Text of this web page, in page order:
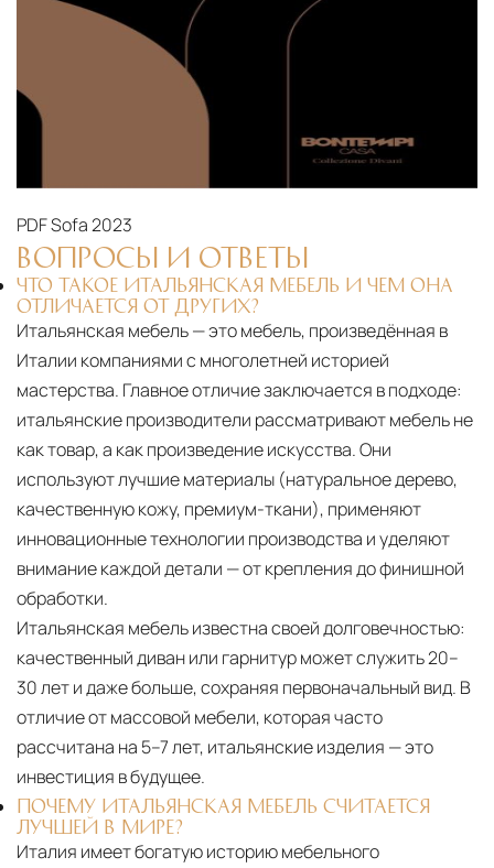
PDFSofa 2023
ВОПРОСЫ И ОТВЕТЫ
ЧТО ТАКОЕ ИТАЛЬЯНСКАЯ МЕБЕЛЬ И ЧЕМ ОНА
ОТЛИЧАЕТСЯ ОТ ДРУГИХ?
Итальянская мебель — это мебель, произведённая в
Италии компаниями с многолетней историей
мастерства. Главное отличие заключается в подходе:
итальянские производители рассматривают мебель не
как товар, а как произведение искусства. Они
используют лучшие материалы (натуральное дерево,
качественную кожу, премиум-ткани), применяют
инновационные технологии производства и уделяют
внимание каждой детали — от крепления до финишной
обработки.
Итальянская мебель известна своей долговечностью:
качественный диван или гарнитур может служить 20–
30 лет и даже больше, сохраняя первоначальный вид. В
отличие от массовой мебели, которая часто
рассчитана на 5–7 лет, итальянские изделия — это
инвестиция в будущее.
ПОЧЕМУ ИТАЛЬЯНСКАЯ МЕБЕЛЬ СЧИТАЕТСЯ
ЛУЧШЕЙ В МИРЕ?
Италия имеет богатую историю мебельного